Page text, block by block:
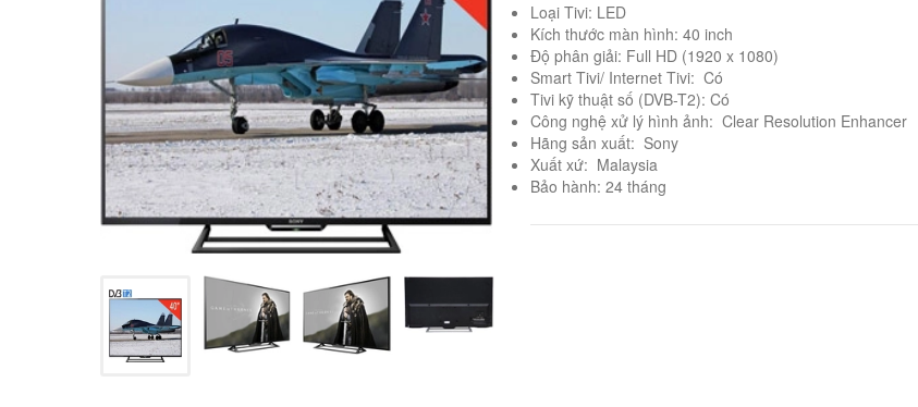
Loại Tivi: LED
Kích thước màn hình: 40 inch
Độ phân giải: Full HD (1920 x 1080)
Smart Tivi/ Internet Tivi: Có
Tivi kỹ thuật số (DVB-T2): Có
Công nghệ xử lý hình ảnh: Clear Resolution Enhancer
Hãng sản xuất: Sony
Xuất xứ: Malaysia
Bảo hành: 24 tháng